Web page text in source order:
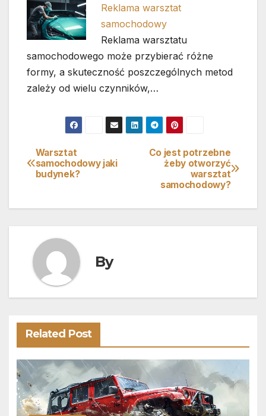
Reklama warsztat
samochodowy
Reklama warsztatu
samochodowego może przybierać różne
formy, a skuteczność poszczególnych metod
zależy od wielu czynników,…
Nawigacja
wpisu
Co jest potrzebne
żeby otworzyć
warsztat
samochodowy?
Warsztat
samochodowy jaki
budynek?
By
Related Post